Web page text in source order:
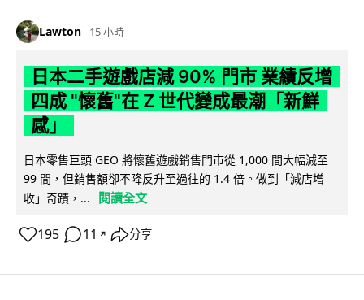
Lawton 15 小時
日本二手遊戲店減 90% 門市 業績反增
四成 "懷舊"在 Z 世代變成最潮「新鮮
感」
日本零售巨頭 GEO 將懷舊遊戲銷售門市從 1,000 間大幅減至
99 間，但銷售額卻不降反升至過往的 1.4 倍。做到「減店增
收」奇蹟，...
閱讀全文
195 11 ↗ 分享